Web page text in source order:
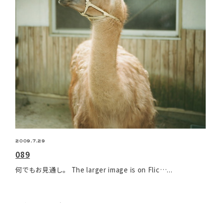
2009.7.29
089
何でもお見通し。 The larger image is on Flic…...